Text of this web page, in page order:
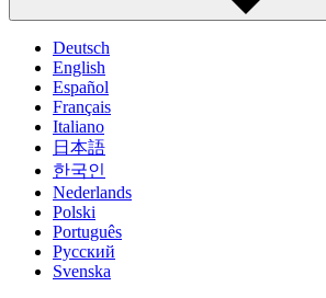
Deutsch
English
Español
Français
Italiano
日本語
한국인
Nederlands
Polski
Português
Pусский
Svenska